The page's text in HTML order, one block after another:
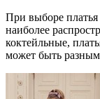
При выборе платья
наиболее
коктейльные,
может быть